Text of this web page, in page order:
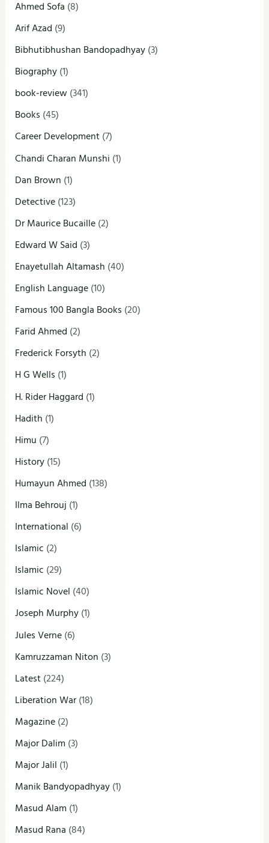
Ahmed Sofa (8)
Arif Azad (9)
Bibhutibhushan Bandopadhyay(3)
Biography(1)
book-review(341)
Books (45)
Career Development(7)
Chandi Charan Munshi (1)
Dan Brown (1)
Detective(123)
Dr Maurice Bucaille(2)
Edward W Said (3)
Enayetullah Altamash (40)
English Language(10)
Famous 100 Bangla Books (20)
Farid Ahmed (2)
Frederick Forsyth (2)
H G Wells (1)
H. Rider Haggard (1)
Hadith (1)
Himu (7)
History(15)
Humayun Ahmed (138)
Ilma Behrouj (1)
International (6)
Islamic (2)
Islamic (29)
Islamic Novel (40)
Joseph Murphy(1)
Jules Verne(6)
Kamruzzaman Niton (3)
Latest(224)
Liberation War(18)
Magazine(2)
Major Dalim (3)
Major Jalil (1)
Manik Bandyopadhyay(1)
Masud Alam (1)
Masud Rana (84)